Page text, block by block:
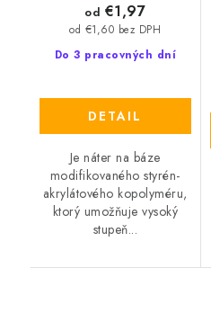
Do 3 pracovných dní
od €1,60 bez DPH
od €1,97
DETAIL
Je náter na báze
modifikovaného styrén-
akrylátového kopolyméru,
ktorý umožňuje vysoký
stupeň...